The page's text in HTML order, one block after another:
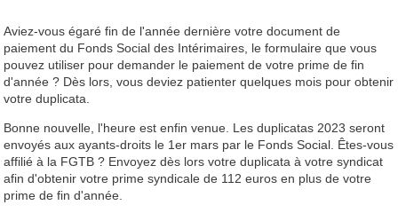
Aviez-vous égaré fin de l'année dernière votre document de
paiement du Fonds Social des Intérimaires, le formulaire que vous
pouvez utiliser pour demander le paiement de votre prime de fin
d'année ? Dès lors, vous deviez patienter quelques mois pour obtenir
votre duplicata.
Bonne nouvelle, l'heure est enfin venue. Les duplicatas 2023 seront
envoyés aux ayants-droits le 1er mars par le Fonds Social. Êtes-vous
affilié à la FGTB ? Envoyez dès lors votre duplicata à votre syndicat
afin d'obtenir votre prime syndicale de 112 euros en plus de votre
prime de fin d'année.